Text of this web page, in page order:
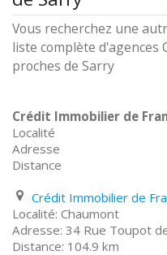
Vous recherchez une
liste complète d'agences
proches de Sarry
Crédit Immobilier de
Localité
Adresse
Distance
Chaumont
34 Rue Toupot
104.9 km